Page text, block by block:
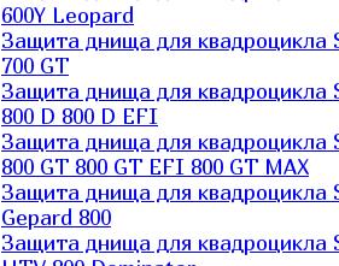
600Y Leopard
Защита днища для квадроцикла
700 GT
Защита днища для квадроцикла
800 D 800 D EFI
Защита днища для квадроцикла
800 GT 800 GT EFI 800 GT MAX
Защита днища для квадроцикла
Gepard 800
Защита днища для квадроцикла